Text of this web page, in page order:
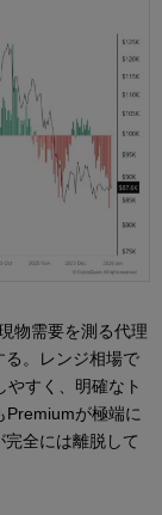
物需要を測る代理
。レンジ相場で
すく、明確なト
Premiumが極端に
全には離脱して